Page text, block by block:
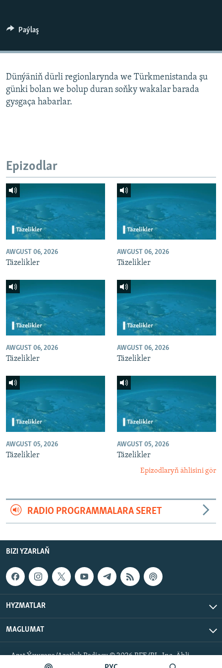
Paýlaş
Dünýäniň dürli regionlarynda we Türkmenistanda şu
günki bolan we bolup duran soňky wakalar barada
gysgaça habarlar.
Epizodlar
AWGUST 06, 2026
Täzelikler
AWGUST 06, 2026
Täzelikler
AWGUST 06, 2026
Täzelikler
AWGUST 06, 2026
Täzelikler
AWGUST 05, 2026
Täzelikler
AWGUST 05, 2026
Täzelikler
Epizodlaryň ählisini gör
RADIO PROGRAMMALARA SERET
BIZI YZARLAŇ
HYZMATLAR
MAGLUMAT
Azat Ýewropa/Azatlyk Radiosy © 2026 RFE/RL, Inc. Ähli
hukuklar goralan.